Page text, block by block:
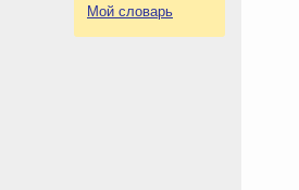
Мой словарь